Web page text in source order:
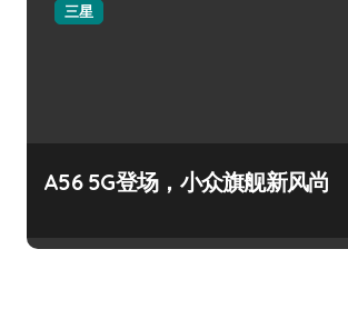
三星
A56 5G登场，小众旗舰新风尚